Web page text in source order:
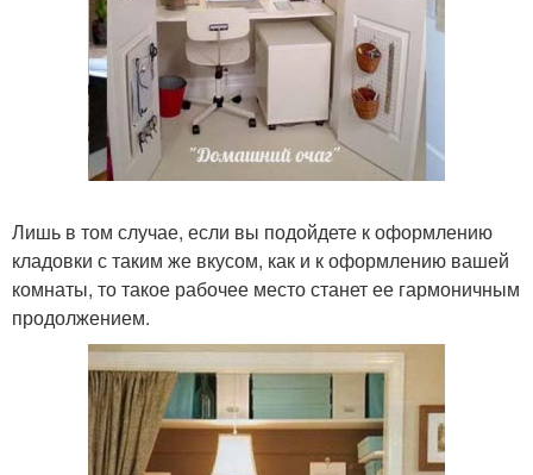
Лишь в том случае, если вы подойдете к оформлению
кладовки с таким же вкусом, как и к оформлению вашей
комнаты, то такое рабочее место станет ее гармоничным
продолжением.